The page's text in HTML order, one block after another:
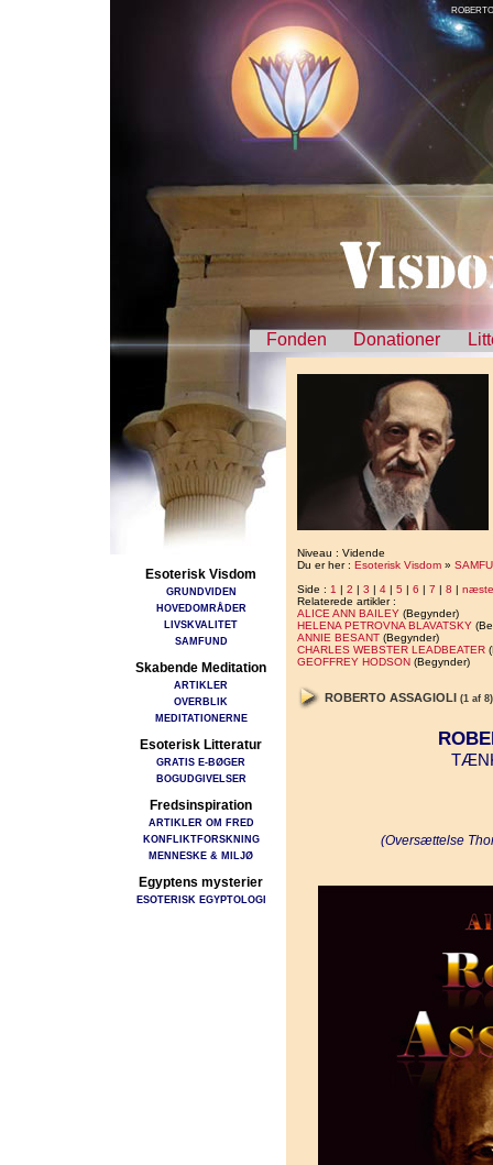
Fonden Donationer
Esoterisk Visdom
GRUNDVIDEN
HOVEDOMRÅDER
LIVSKVALITET
SAMFUND
Skabende Meditation
ARTIKLER
OVERBLIK
MEDITATIONERNE
Esoterisk Litteratur
GRATIS E-BØGER
BOGUDGIVELSER
Fredsinspiration
ARTIKLER OM FRED
KONFLIKTFORSKNING
MENNESKE & MILJØ
Egyptens mysterier
ESOTERISK EGYPTOLOGI
Niveau : Vidende
Du er her : Esoterisk Visdom »
Side : 1 | 2 | 3 | 4 | 5 | 6 | 7 | 8 | næste
Relaterede artikler :
ALICE ANN BAILEY (Begynder)
HELENA PETROVNA BLAVATSKY
ANNIE BESANT (Begynder)
CHARLES WEBSTER LEADBEATER
GEOFFREY HODSON (Begynder)
ROBERTO ASSAGIOLI (1 af 8)
(Oversættelse